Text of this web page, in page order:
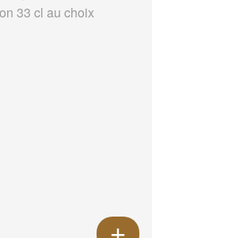
33 cl au choix